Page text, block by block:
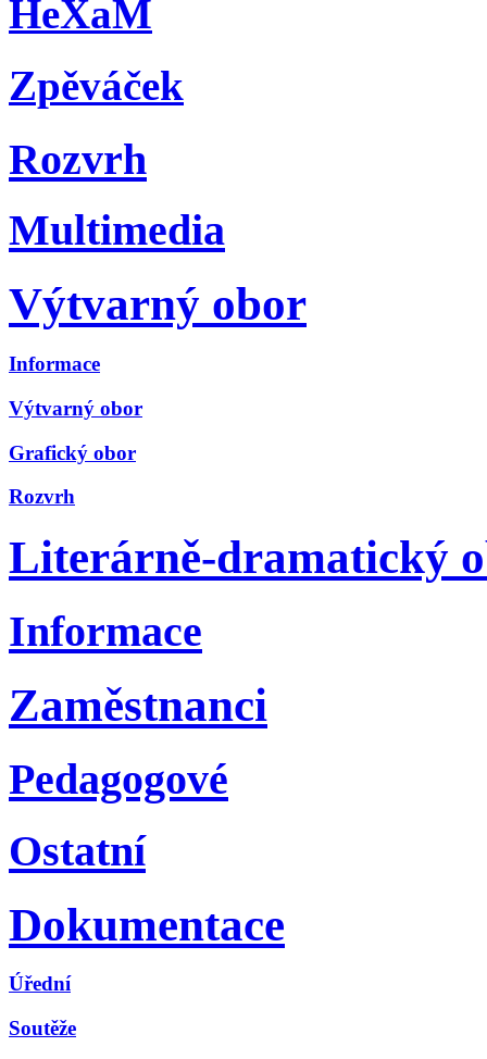
HeXaM
Zpěváček
Rozvrh
Multimedia
Výtvarný obor
Informace
Výtvarný obor
Grafický obor
Rozvrh
Literárně-dramatický
Informace
Zaměstnanci
Pedagogové
Ostatní
Dokumentace
Úřední
Soutěže